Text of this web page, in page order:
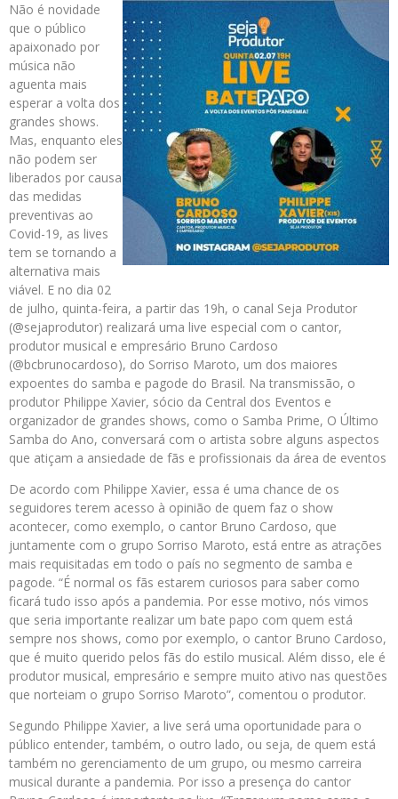
Não é novidade
que o público
apaixonado por
música não
aguenta mais
esperar a volta dos
grandes shows.
Mas, enquanto eles
não podem ser
liberados por causa
das medidas
preventivas ao
Covid-19, as lives
tem se tornando a
alternativa mais
viável. E no dia 02
de julho, quinta-feira, a partir das 19h, o canal Seja Produtor
(@sejaprodutor) realizará uma live especial com o cantor,
produtor musical e empresário Bruno Cardoso
(@bcbrunocardoso), do Sorriso Maroto, um dos maiores
expoentes do samba e pagode do Brasil. Na transmissão, o
produtor Philippe Xavier, sócio da Central dos Eventos e
organizador de grandes shows, como o Samba Prime, O Último
Samba do Ano, conversará com o artista sobre alguns aspectos
que atiçam a ansiedade de fãs e profissionais da área de eventos
De acordo com Philippe Xavier, essa é uma chance de os
seguidores terem acesso à opinião de quem faz o show
acontecer, como exemplo, o cantor Bruno Cardoso, que
juntamente com o grupo Sorriso Maroto, está entre as atrações
mais requisitadas em todo o país no segmento de samba e
pagode. “É normal os fãs estarem curiosos para saber como
ficará tudo isso após a pandemia. Por esse motivo, nós vimos
que seria importante realizar um bate papo com quem está
sempre nos shows, como por exemplo, o cantor Bruno Cardoso,
que é muito querido pelos fãs do estilo musical. Além disso, ele é
produtor musical, empresário e sempre muito ativo nas questões
que norteiam o grupo Sorriso Maroto”, comentou o produtor.
Segundo Philippe Xavier, a live será uma oportunidade para o
público entender, também, o outro lado, ou seja, de quem está
também no gerenciamento de um grupo, ou mesmo carreira
musical durante a pandemia. Por isso a presença do cantor